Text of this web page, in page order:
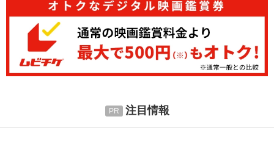
注目情報